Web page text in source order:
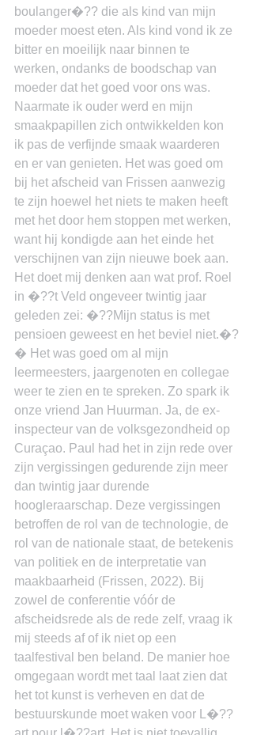
boulanger�?? die als kind van mijn
moeder moest eten. Als kind vond ik ze
bitter en moeilijk naar binnen te
werken, ondanks de boodschap van
moeder dat het goed voor ons was.
Naarmate ik ouder werd en mijn
smaakpapillen zich ontwikkelden kon
ik pas de verfijnde smaak waarderen
en er van genieten. Het was goed om
bij het afscheid van Frissen aanwezig
te zijn hoewel het niets te maken heeft
met het door hem stoppen met werken,
want hij kondigde aan het einde het
verschijnen van zijn nieuwe boek aan.
Het doet mij denken aan wat prof. Roel
in �??t Veld ongeveer twintig jaar
geleden zei: �??Mijn status is met
pensioen geweest en het beviel niet.�?
� Het was goed om al mijn
leermeesters, jaargenoten en collegae
weer te zien en te spreken. Zo spark ik
onze vriend Jan Huurman. Ja, de ex-
inspecteur van de volksgezondheid op
Curaçao. Paul had het in zijn rede over
zijn vergissingen gedurende zijn meer
dan twintig jaar durende
hoogleraarschap. Deze vergissingen
betroffen de rol van de technologie, de
rol van de nationale staat, de betekenis
van politiek en de interpretatie van
maakbaarheid (Frissen, 2022). Bij
zowel de conferentie vóór de
afscheidsrede als de rede zelf, vraag ik
mij steeds af of ik niet op een
taalfestival ben beland. De manier hoe
omgegaan wordt met taal laat zien dat
het tot kunst is verheven en dat de
bestuurskunde moet waken voor L�??